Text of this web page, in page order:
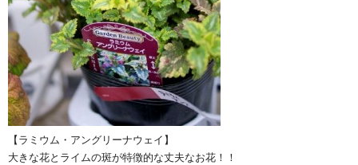
【ラミウム・アングリーナウェイ】
大きな花とライムの斑が特徴的な丈夫なお花！！